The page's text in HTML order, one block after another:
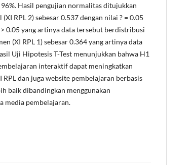
96%. Hasil pengujian normalitas ditujukkan
RPL 2) sebesar 0.537 dengan nilai ? = 0.05
0.05 yang artinya data tersebut berdistribusi
(XI RPL 1) sebesar 0.364 yang artinya data
Uji Hipotesis T-Test menunjukkan bahwa H1
interaktif dapat meningkatkan
RPL dan juga website pembelajaran berbasis
baik dibandingkan menggunakan
media pembelajaran.